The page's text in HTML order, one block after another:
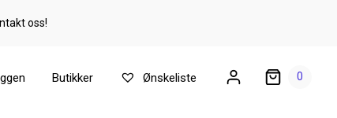
oss!
0
Butikker Ønskeliste